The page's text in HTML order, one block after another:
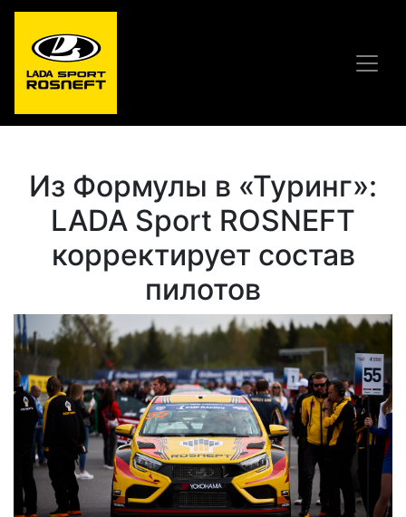
Из Формулы в «Туринг»:
LADA Sport ROSNEFT
корректирует состав
пилотов